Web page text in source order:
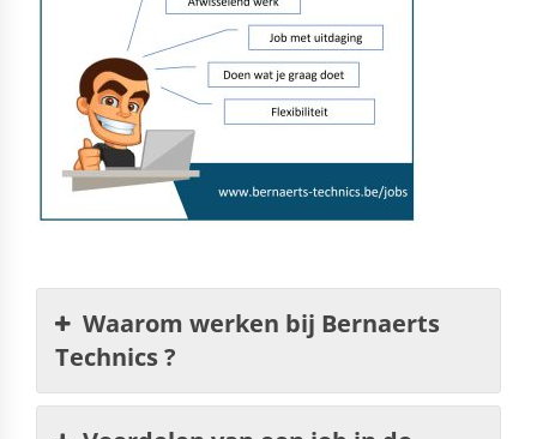
Waarom werken bij Bernaerts
Technics ?